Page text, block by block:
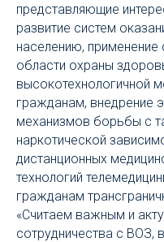
представляющие
развитие систем
населению,
области охраны
высокотехнологичной
гражданам, внедрение
механизмов борьбы с
наркотической
дистанционных
технологий
гражданам
«Считаем важным и
сотрудничества с